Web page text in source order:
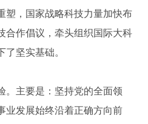
塑，国家战略科技力量加快布
合作倡议，牵头组织国际大科
坚实基础。
主要是：坚持党的全面领
业发展始终沿着正确方向前